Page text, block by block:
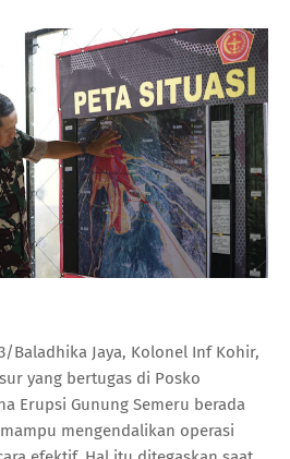
Baladhika Jaya, Kolonel Inf Kohir,
yang bertugas di Posko
Erupsi Gunung Semeru berada
mengendalikan operasi